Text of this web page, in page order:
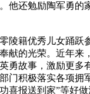
他还勉励陶军勇的
籍优秀儿女踊跃
献的光荣。近年来
故事，激励更多
门积极落实各项拥
喜报送到家”等好